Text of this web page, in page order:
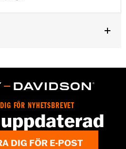
FÖR NYHETSBREVET
DIG FÖR E-POST